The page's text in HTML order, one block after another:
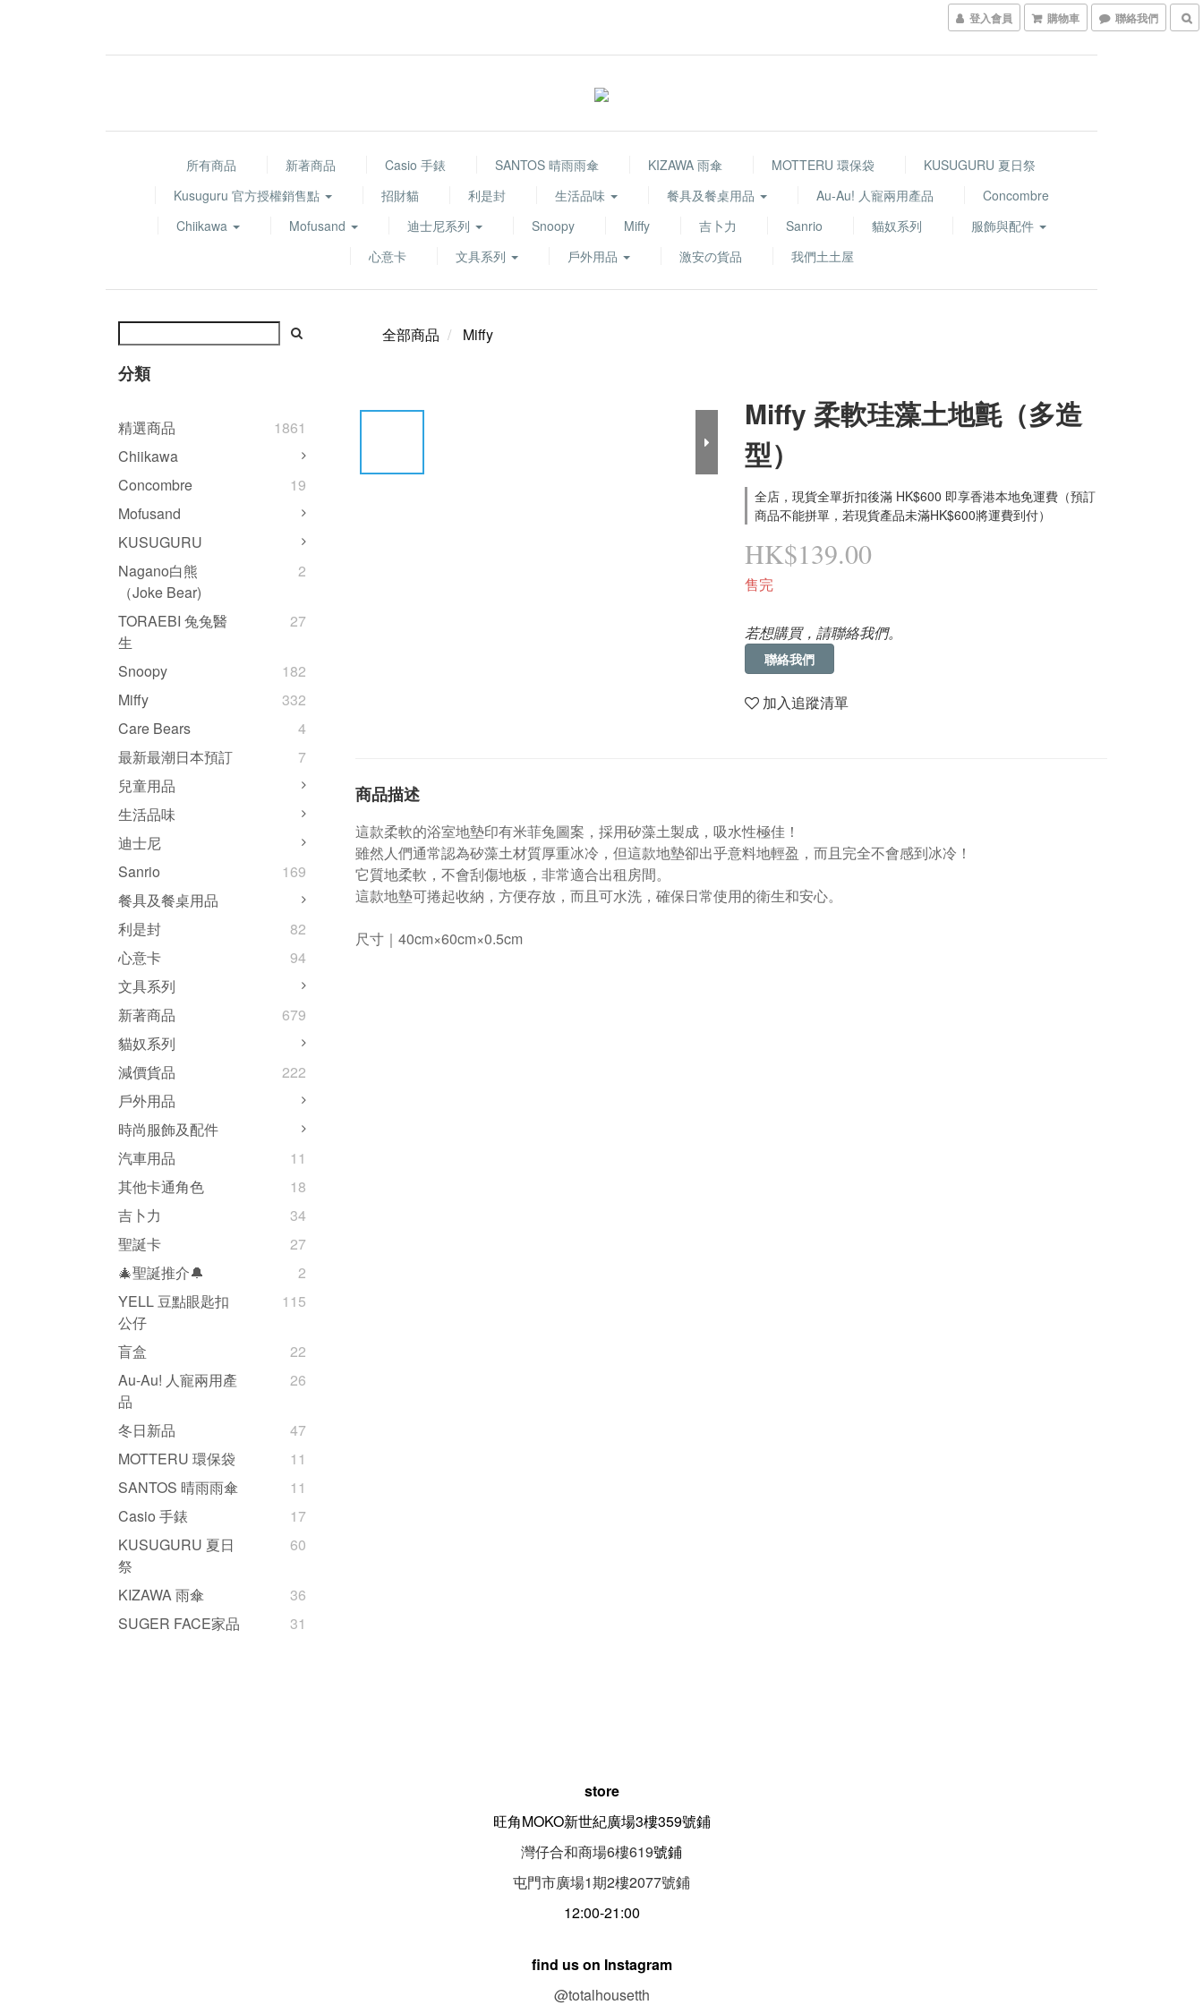
登入會員 購物車 聯絡我們
所有商品 新著商品 Casio 手錶 SANTOS 晴雨雨傘 KIZAWA 雨傘 MOTTERU 環保袋
KUSUGURU 夏日祭
Kusuguru 官方授權銷售點
招財貓 利是封 生活品味 餐具及餐桌用品 Au-Au! 人寵兩用產品
Concombre
Chiikawa
Mofusand 迪士尼系列 Snoopy Miffy 吉卜力 Sanrio 貓奴系列
服飾與配件
心意卡
文具系列 戶外用品 激安の貨品 我們土土屋
分類
精選商品
1861
Chiikawa
Concombre
19
Mofusand
KUSUGURU
Nagano白熊
（Joke Bear)
2
TORAEBI 兔兔醫
生
27
Snoopy
182
Miffy
332
Care Bears
4
最新最潮日本預訂
7
兒童用品
生活品味
迪士尼
Sanrio
169
餐具及餐桌用品
利是封
82
心意卡
94
文具系列
新著商品
679
貓奴系列
減價貨品
222
戶外用品
時尚服飾及配件
汽車用品
11
其他卡通角色
18
吉卜力
34
聖誕卡
27
🎄聖誕推介🔔
2
YELL 豆點眼匙扣
公仔
115
盲盒
22
Au-Au! 人寵兩用產
品
26
冬日新品
47
MOTTERU 環保袋
11
SANTOS 晴雨雨傘
11
Casio 手錶
17
KUSUGURU 夏日
祭
60
KIZAWA 雨傘
36
SUGER FACE家品
31
全部商品 Miffy
Miffy 柔軟珪藻土地氈（多造
型）
全店，現貨全單折扣後滿 HK$600 即享香港本地免運費（預訂
商品不能拼單，若現貨產品未滿HK$600將運費到付）
HK$139.00
售完
若想購買，請聯絡我們。
聯絡我們
加入追蹤清單
商品描述
這款柔軟的浴室地墊印有米菲兔圖案，採用矽藻土製成，吸水性極佳！
雖然人們通常認為矽藻土材質厚重冰冷，但這款地墊卻出乎意料地輕盈，而且完全不會感到冰冷！
它質地柔軟，不會刮傷地板，非常適合出租房間。
這款地墊可捲起收納，方便存放，而且可水洗，確保日常使用的衛生和安心。
尺寸｜40cm×60cm×0.5cm
store
旺角MOKO新世紀廣場3樓359號鋪
灣仔合和商場6樓619號鋪
屯門市廣場1期2樓2077號鋪
12:00-21:00
find us on Instagram
@totalhousetth